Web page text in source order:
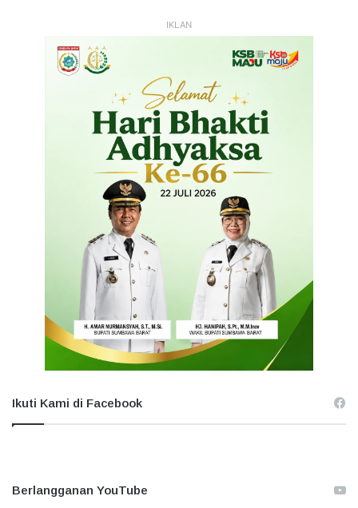
IKLAN
Ikuti Kami di Facebook
Berlangganan YouTube